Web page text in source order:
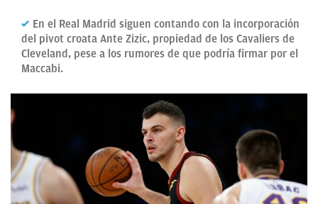
CANTERA
FICHAJES
DIRECTO
OKDIARIO
En el Real Madrid siguen contando con la incorporación
del pivot croata Ante Zizic, propiedad de los Cavaliers de
Cleveland, pese a los rumores de que podría firmar por el
Maccabi.